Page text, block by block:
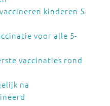
kinderen 5
voor alle 5-
vaccinaties rond
na